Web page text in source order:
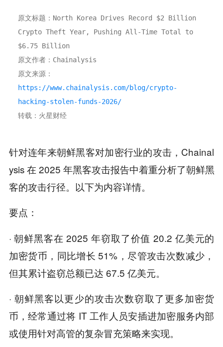
原文标题：North Korea Drives Record $2 Billion
Crypto Theft Year, Pushing All-Time Total to
$6.75 Billion
原文作者：Chainalysis
原文来源：
https://www.chainalysis.com/blog/crypto-
hacking-stolen-funds-2026/
转载：火星财经
针对连年来朝鲜黑客对加密行业的攻击，Chainal
ysis 在 2025 年黑客攻击报告中着重分析了朝鲜黑
客的攻击行径。以下为内容详情。
要点：
· 朝鲜黑客在 2025 年窃取了价值 20.2 亿美元的
加密货币，同比增长 51%，尽管攻击次数减少，
但其累计盗窃总额已达 67.5 亿美元。
· 朝鲜黑客以更少的攻击次数窃取了更多加密货
币，经常通过将 IT 工作人员安插进加密服务内部
或使用针对高管的复杂冒充策略来实现。